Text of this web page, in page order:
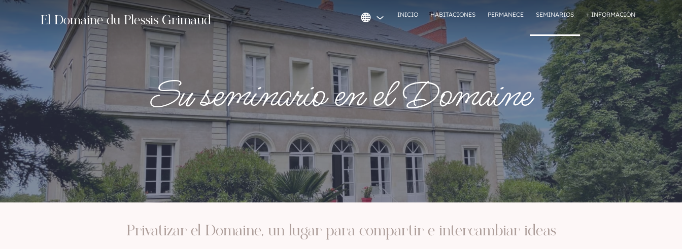
El Domaine du Plessis Grimaud INICIO HABITACIONES PERMANECE SEMINARIOS + INFORMACIÓN
Su seminario en el Domaine
Privatizar el Domaine, un lugar para compartir e intercambiar ideas